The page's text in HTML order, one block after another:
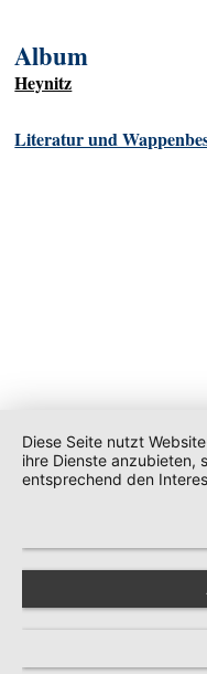
Album
Heynitz
Literatur und
Diese Seite nutzt
ihre Dienste anzubieten,
entsprechend den